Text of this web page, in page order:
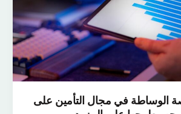
الوساطة في مجال التأمين على